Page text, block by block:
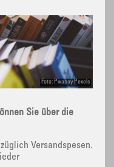
Foto: Pixabay Pexels
Sie über die
Versandspesen.